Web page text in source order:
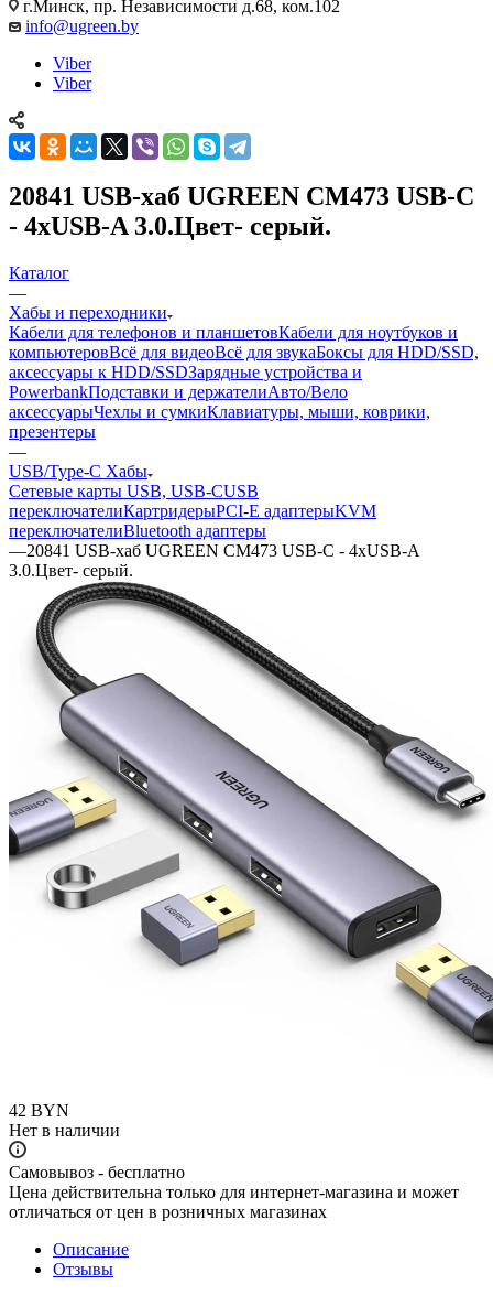
г.Минск, пр. Независимости д.68, ком.102
info@ugreen.by
Viber
Viber
20841 USB-хаб UGREEN CM473 USB-C
- 4xUSB-A 3.0.Цвет- серый.
Каталог
—
Хабы и переходники
Кабели для телефонов и планшетовКабели для ноутбуков и
компьютеровВсё для видеоВсё для звукаБоксы для HDD/SSD,
аксессуары к HDD/SSDЗарядные устройства и
PowerbankПодставки и держателиАвто/Вело
аксессуарыЧехлы и сумкиКлавиатуры, мыши, коврики,
презентеры
—
USB/Type-C Хабы
Сетевые карты USB, USB-CUSB
переключателиКартридерыPCI-E адаптерыKVM
переключателиBluetooth адаптеры
—20841 USB-хаб UGREEN CM473 USB-C - 4xUSB-A
3.0.Цвет- серый.
42 BYN
Нет в наличии
Самовывоз - бесплатно
Цена действительна только для интернет-магазина и может
отличаться от цен в розничных магазинах
Описание
Отзывы